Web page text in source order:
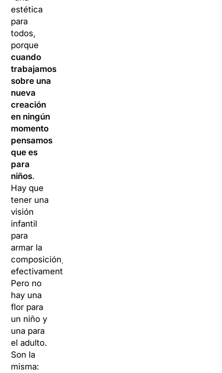
estética
para
todos,
porque
cuando
trabajamos
sobre una
nueva
creación
en ningún
momento
pensamos
que es
para
niños.
Hay que
tener una
visión
infantil
para
armar la
composición,
efectivamente.
Pero no
hay una
flor para
un niño y
una para
el adulto.
Son la
misma: